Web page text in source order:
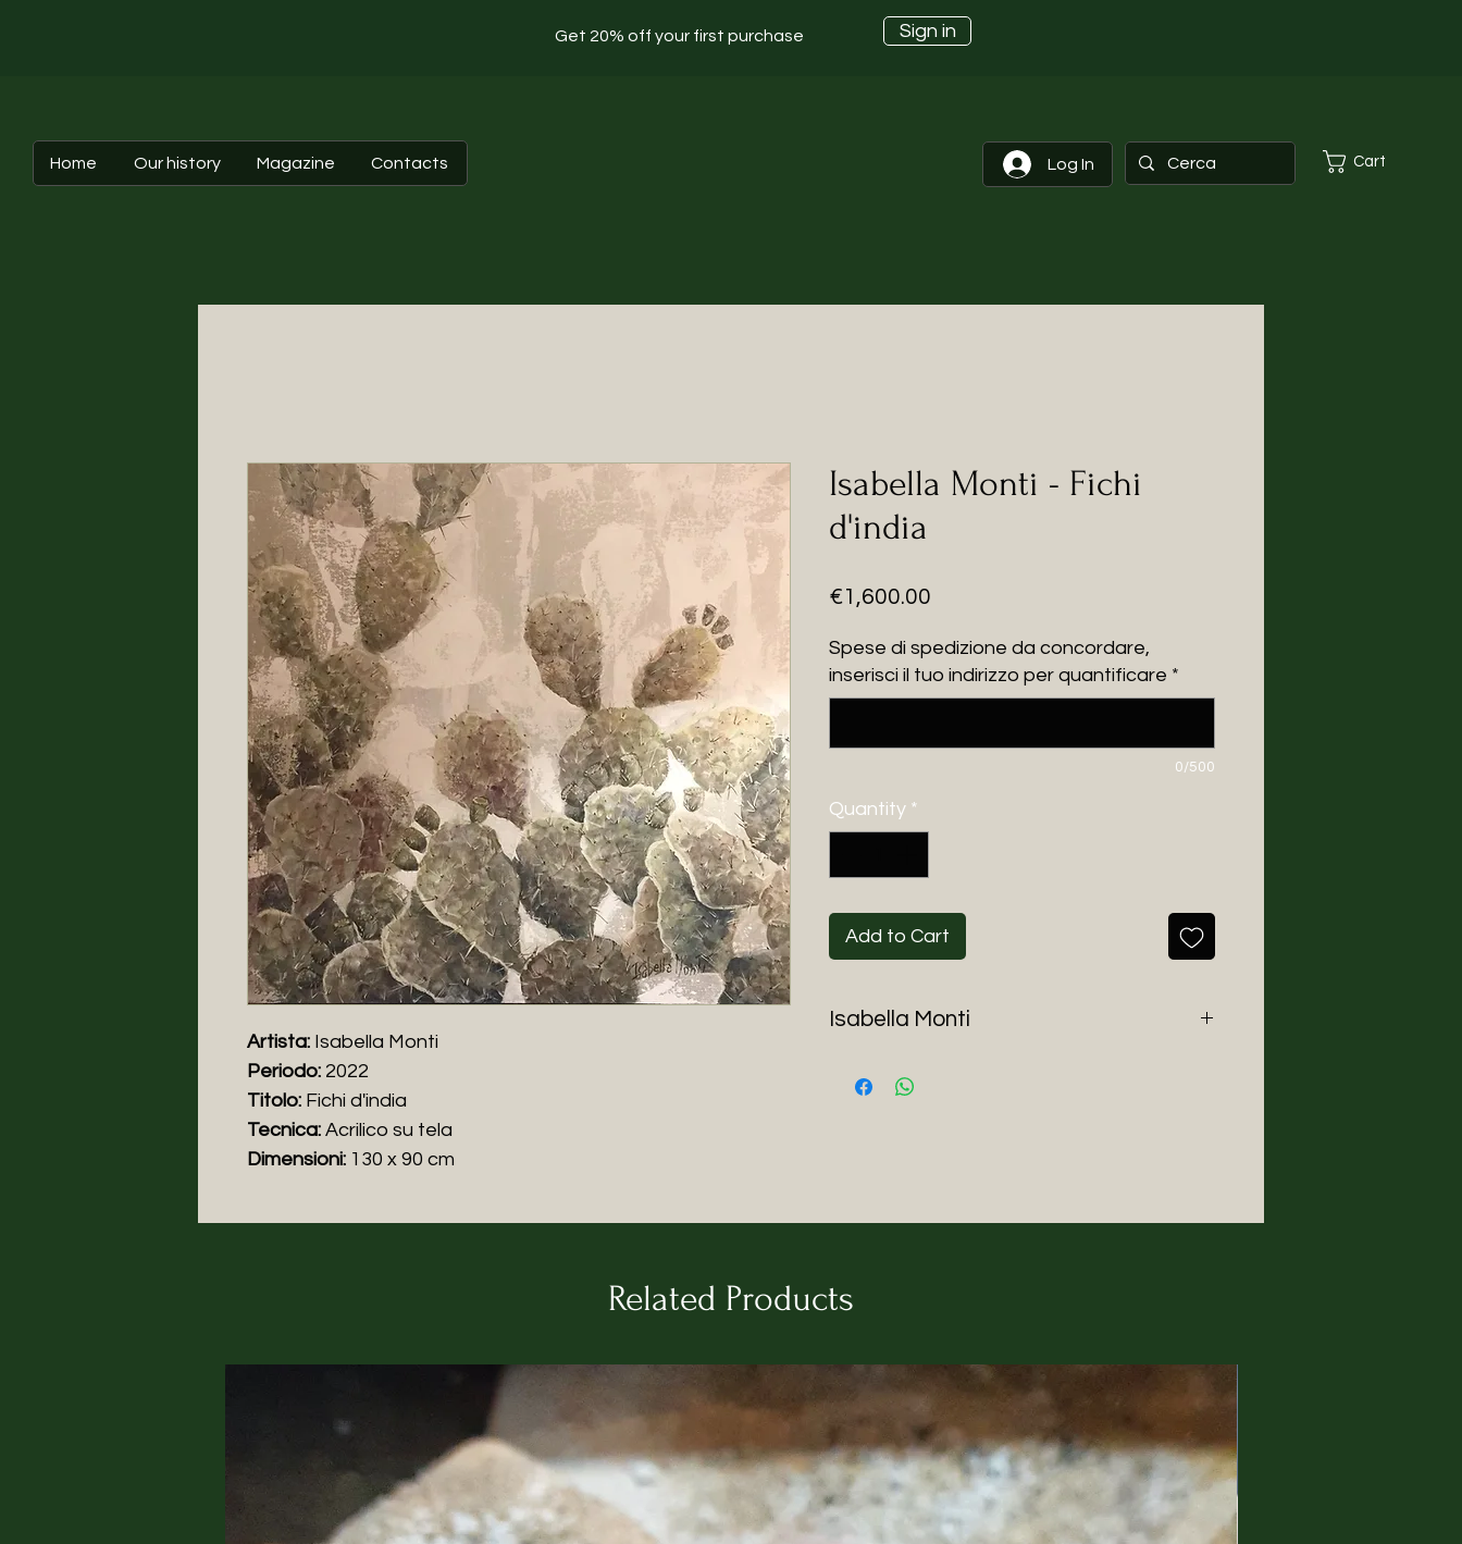
Get 20% off your first purchase Sign in
Home Our history Magazine Contacts Log In Cart
Artista: Isabella Monti
Periodo: 2022
Titolo: Fichi d'india
Tecnica: Acrilico su tela
Dimensioni: 130 x 90 cm
Isabella Monti - Fichi
d'india
€1,600.00
Spese di spedizione da concordare,
inserisci il tuo indirizzo per quantificare *
0/500
Quantity *
Add to Cart
Isabella Monti
qualche anno fa, decidendo poi di trasferirsi in
creativa.
Grazie alla sua formazione e alle sue capacità
E' riuscita negli anni a trasformare, la sua
passione per la creatività in un lavoro. Nel suo
“Studio Laboratorio di Idee e Progetti”, crea
superfici di grande impatto, realizzando
decorazioni pittoriche su pareti, Trompe l’oeil,
quadri, decorazioni su tessuti, pavimenti, porte
Related Products